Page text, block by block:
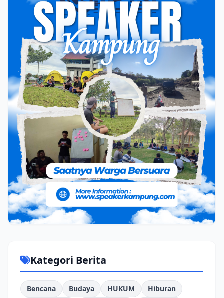
Kategori Berita
Bencana Budaya HUKUM
Hiburan